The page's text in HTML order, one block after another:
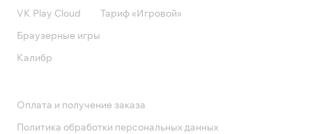
VK Play Cloud
Браузерные игры
Калибр
Тариф «Игровой»
Оплата и получение заказа
Политика обработки персональных данных